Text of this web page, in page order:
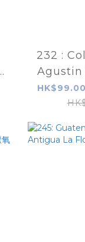
232 :
Agustin
倫比亞